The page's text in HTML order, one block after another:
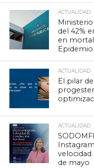
ACTUALIDAD
del 42%
en
ACTUALIDAD
El pilar
ACTUALIDAD
velocidad
de mayo